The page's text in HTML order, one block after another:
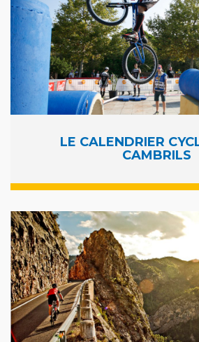
LE CALENDRIER
CAMBRILS